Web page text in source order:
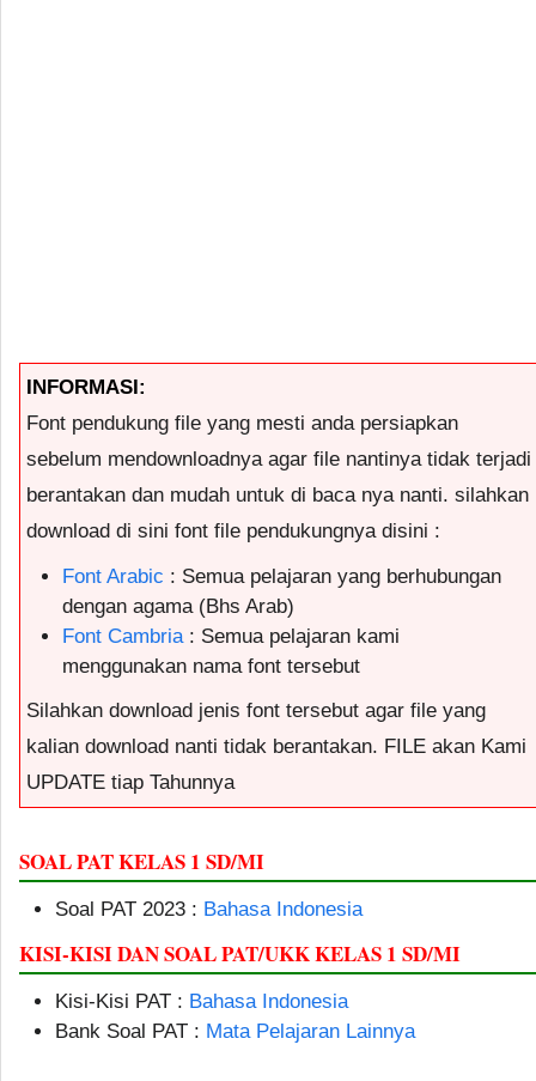
INFORMASI:
Font pendukung file yang mesti anda persiapkan
sebelum mendownloadnya agar file nantinya tidak terjadi
berantakan dan mudah untuk di baca nya nanti. silahkan
download di sini font file pendukungnya disini :
Font Arabic : Semua pelajaran yang berhubungan
dengan agama (Bhs Arab)
Font Cambria: Semua pelajaran kami
menggunakan nama font tersebut
Silahkan download jenis font tersebut agar file yang
kalian download nanti tidak berantakan. FILE akan Kami
UPDATE tiap Tahunnya
SOAL PAT KELAS 1 SD/MI
Soal PAT 2023 : Bahasa Indonesia
KISI-KISI DAN SOAL PAT/UKK KELAS 1 SD/MI
Kisi-Kisi PAT : Bahasa Indonesia
Bank Soal PAT : Mata Pelajaran Lainnya